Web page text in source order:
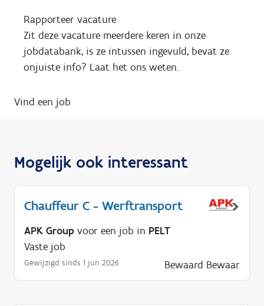
Rapporteer vacature
Zit deze vacature meerdere keren in onze
jobdatabank, is ze intussen ingevuld, bevat ze
onjuiste info? Laat het ons weten.
Vind een job
Mogelijk ook interessant
Chauffeur C - Werftransport
APK Group voor een job in PELT
Vaste job
Gewijzigd sinds 1 jun 2026 Bewaard Bewaar